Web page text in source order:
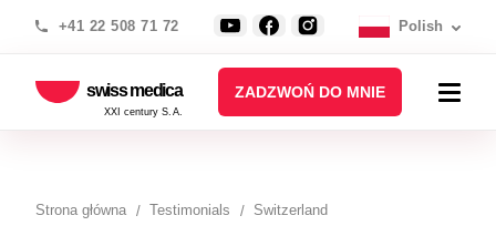
+41 22 508 71 72 Polish
swiss medica
XXI century S.A.
ZADZWOŃ DO MNIE
Strona główna Testimonials Switzerland